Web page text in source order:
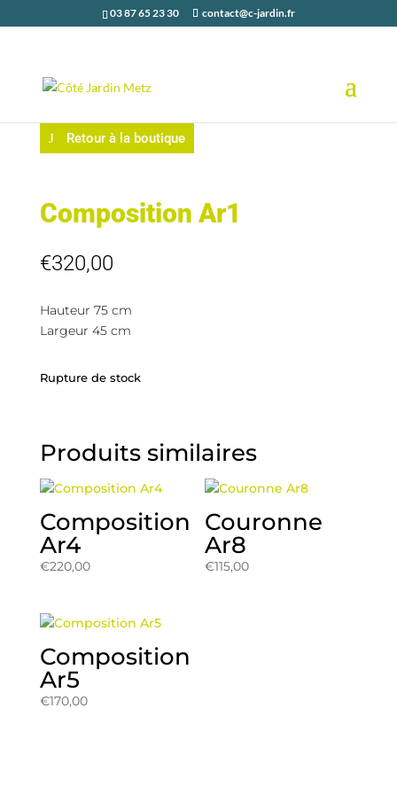
03 87 65 23 30 contact@c-jardin.fr
Retour à la boutique
Composition Ar1
€320,00
Hauteur 75 cm
Largeur 45 cm
Rupture de stock
Produits similaires
Composition
Ar4
€220,00
Couronne
Ar8
€115,00
Composition
Ar5
€170,00